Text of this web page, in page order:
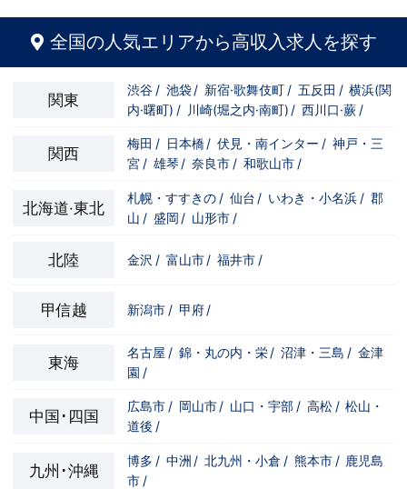
全国の人気エリアから高収入求人を探す
関東
渋谷 / 池袋 / 新宿·歌舞伎町 / 五反田 / 横浜(関
内·曙町) / 川崎(堀之内·南町) / 西川口·蕨 /
関西
梅田 / 日本橋 / 伏見・南インター / 神戸・三
宮 / 雄琴 / 奈良市 / 和歌山市 /
北海道·東北
札幌・すすきの / 仙台 / いわき・小名浜 / 郡
山 / 盛岡 / 山形市 /
北陸 金沢 / 富山市 / 福井市 /
甲信越 新潟市 / 甲府 /
東海
名古屋 / 錦・丸の内・栄 / 沼津・三島 / 金津
園 /
中国･四国
広島市 / 岡山市 / 山口・宇部 / 高松 / 松山・
道後 /
九州･沖縄
博多 / 中洲 / 北九州・小倉 / 熊本市 / 鹿児島
市 /